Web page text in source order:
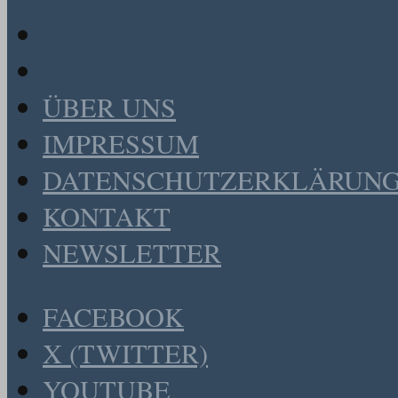
ÜBER UNS
IMPRESSUM
KONTAKT
NEWSLETTER
FACEBOOK
X (TWITTER)
YOUTUBE